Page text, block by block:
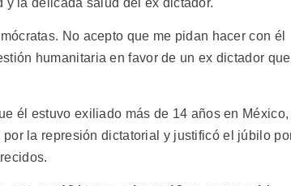
la delicada salud del ex dictador.
No acepto que me pidan hacer con él
humanitaria en favor de un ex dictador que
él estuvo exiliado más de 14 años en México,
la represión dictatorial y justificó el júbilo